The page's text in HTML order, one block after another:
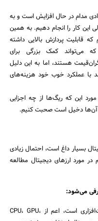
بانک، بیمه و سرمایه
مسکن و ساختمان
مدام در حال افزایش است و به
این کار را انجام دهیم. به همین
قابلیت پردازش بالایی داشته
می‌تواند کمک بزرگی برای
هستند، اما به این دلیل
با عملکرد خوب خود هزینه‌های
این که ریگ‌ها از چه اجزایی
آن‌ها دخیل است صحبت کنیم.
بسیار داغ است، احتمال زیادی
مورد ارزهای دیجیتال مطالعه
می‌شود:
«ریگ ماینینگ مجموعه‌ای از عناصر سخت‌افزاری است، اعم از CPU، GPU،